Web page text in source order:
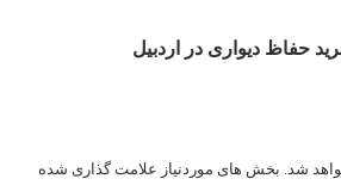
حفاظ دیواری در اردبیل
شد. بخش های موردنیاز علامت گذاری شده